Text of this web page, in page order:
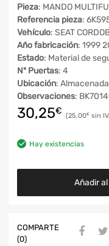
Pieza: MANDO
Referencia pieza:
Vehículo: SEAT
Año fabricación: 1999
Estado: Material de
Nº Puertas: 4
Ubicación: Almacenada
Observaciones:
30,25€ 25,00€
Hay existencias
Añadir
COMPARTE
(0)